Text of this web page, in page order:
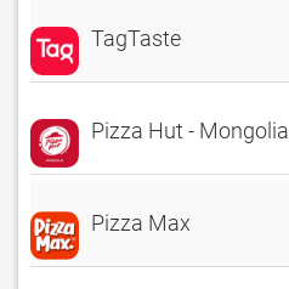
TagTaste
Pizza Hut - Mongolia
Pizza Max